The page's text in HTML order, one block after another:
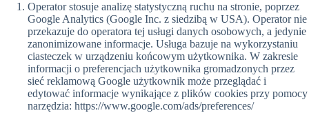
Operator stosuje analizę statystyczną ruchu na stronie, poprzez
Google Analytics (Google Inc. z siedzibą w USA). Operator nie
przekazuje do operatora tej usługi danych osobowych, a jedynie
zanonimizowane informacje. Usługa bazuje na wykorzystaniu
ciasteczek w urządzeniu końcowym użytkownika. W zakresie
informacji o preferencjach użytkownika gromadzonych przez
sieć reklamową Google użytkownik może przeglądać i
edytować informacje wynikające z plików cookies przy pomocy
narzędzia: https://www.google.com/ads/preferences/